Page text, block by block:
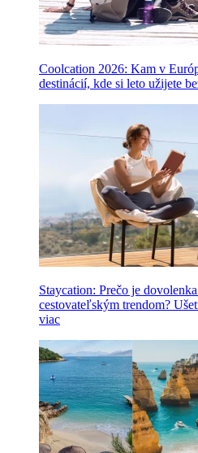
Coolcation 2026: Kam v
destinácií, kde si leto užijete
Staycation: Prečo je
cestovateľským trendom?
viac